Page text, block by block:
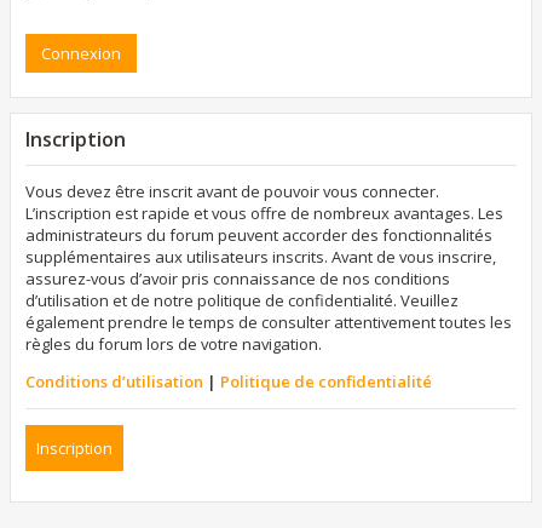
Inscription
Vous devez être inscrit avant de pouvoir vous connecter.
L’inscription est rapide et vous offre de nombreux avantages. Les
administrateurs du forum peuvent accorder des fonctionnalités
supplémentaires aux utilisateurs inscrits. Avant de vous inscrire,
assurez-vous d’avoir pris connaissance de nos conditions
d’utilisation et de notre politique de confidentialité. Veuillez
également prendre le temps de consulter attentivement toutes les
règles du forum lors de votre navigation.
Conditions d’utilisation | Politique de confidentialité
Inscription